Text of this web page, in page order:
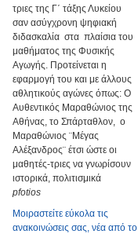
τριες της Γ΄ τάξης Λυκείου
σαν ασύγχρονη ψηφιακή
διδασκαλία στα πλαίσια του
μαθήματος της Φυσικής
Αγωγής. Προτείνεται η
εφαρμογή του και με άλλους
αθλητικούς αγώνες όπως: Ο
Αυθεντικός Μαραθώνιος της
Αθήνας, το Σπάρταθλον, ο
Μαραθώνιος ¨Μέγας
Αλέξανδρος¨ έτσι ώστε οι
μαθητές-τριες να γνωρίσουν
ιστορικά, πολιτισμικά
pfotios
Μοιραστείτε εύκολα τις
ανακοινώσεις σας, νέα από το